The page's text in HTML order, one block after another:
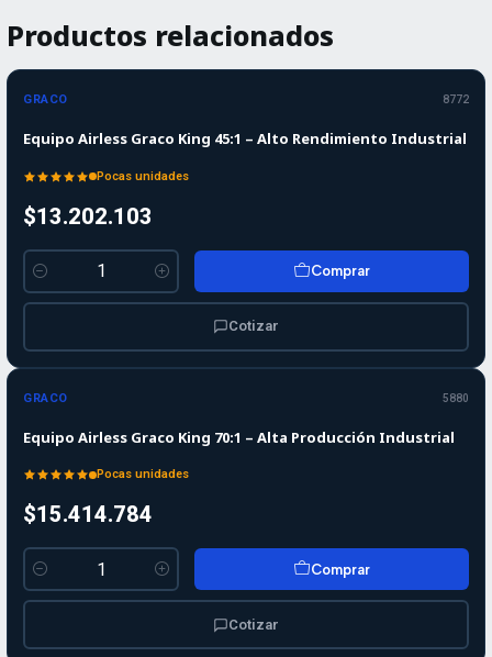
Productos relacionados
GRACO 8772
Equipo Airless Graco King 45:1 – Alto Rendimiento Industrial
Pocas unidades
$13.202.103
Cantidad
Comprar
Cotizar
GRACO 5880
Equipo Airless Graco King 70:1 – Alta Producción Industrial
Pocas unidades
$15.414.784
Cantidad
Comprar
Cotizar